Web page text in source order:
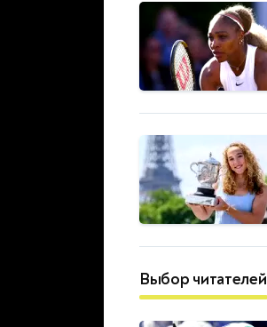
Выбор читателей